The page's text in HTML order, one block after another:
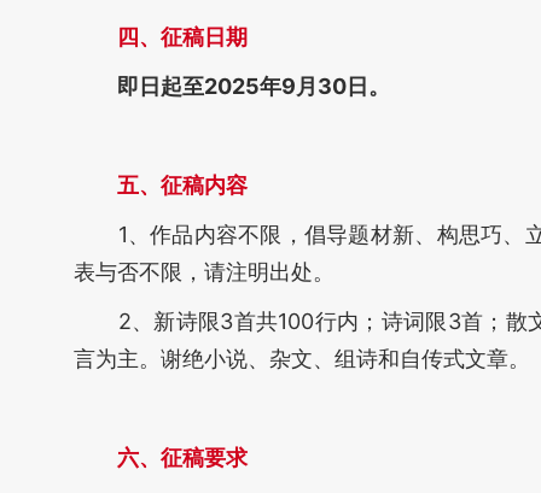
四、 征稿日期
即日起至2025年9月30日。
五、 征稿内容
1、作品内容不限，倡导题材新、构思巧、
表与否不限，请注明出处。
2、新诗限3首共100行内；诗词限3首；散
言为主。谢绝小说、杂文、组诗和自传式文章。
六、 征稿要求